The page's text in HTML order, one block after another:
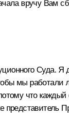
вручу Вам
Суда. Я
мы
что